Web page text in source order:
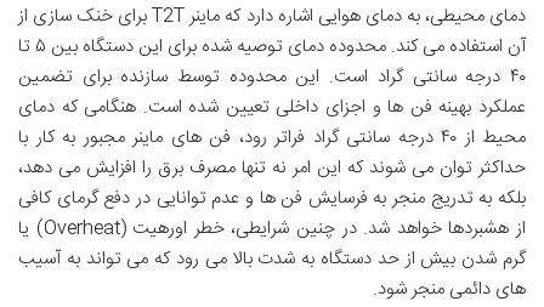
دمای محیطی، به دمای هوایی اشاره دارد که ماینر T2T برای خنک سازی از
آن استفاده می کند. محدوده دمای توصیه شده برای این دستگاه بین ۵ تا
۴۰ درجه سانتی گراد است. این محدوده توسط سازنده برای تضمین
عملکرد بهینه فن ها و اجزای داخلی تعیین شده است. هنگامی که دمای
محیط از ۴۰ درجه سانتی گراد فراتر رود، فن های ماینر مجبور به کار با
حداکثر توان می شوند که این امر نه تنها مصرف برق را افزایش می دهد،
بلکه به تدریج منجر به فرسایش فن ها و عدم توانایی در دفع گرمای کافی
از هشبردها خواهد شد. در چنین شرایطی، خطر اورهیت (Overheat) یا
گرم شدن بیش از حد دستگاه به شدت بالا می رود که می تواند به آسیب
های دائمی منجر شود.